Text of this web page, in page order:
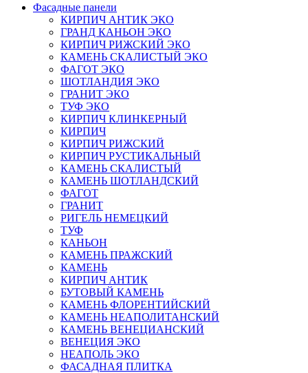
Фасадные панели
КИРПИЧ АНТИК ЭКО
ГРАНД КАНЬОН ЭКО
КИРПИЧ РИЖСКИЙ ЭКО
КАМЕНЬ СКАЛИСТЫЙ ЭКО
ФАГОТ ЭКО
ШОТЛАНДИЯ ЭКО
ГРАНИТ ЭКО
ТУФ ЭКО
КИРПИЧ КЛИНКЕРНЫЙ
КИРПИЧ
КИРПИЧ РИЖСКИЙ
КИРПИЧ РУСТИКАЛЬНЫЙ
КАМЕНЬ СКАЛИСТЫЙ
КАМЕНЬ ШОТЛАНДСКИЙ
ФАГОТ
ГРАНИТ
РИГЕЛЬ НЕМЕЦКИЙ
ТУФ
КАНЬОН
КАМЕНЬ ПРАЖСКИЙ
КАМЕНЬ
КИРПИЧ АНТИК
БУТОВЫЙ КАМЕНЬ
КАМЕНЬ ФЛОРЕНТИЙСКИЙ
КАМЕНЬ НЕАПОЛИТАНСКИЙ
КАМЕНЬ ВЕНЕЦИАНСКИЙ
ВЕНЕЦИЯ ЭКО
НЕАПОЛЬ ЭКО
ФАСАДНАЯ ПЛИТКА